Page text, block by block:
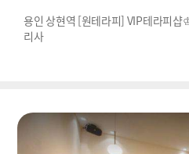
용인 상현역 [원테라피] VIP테라피
리사